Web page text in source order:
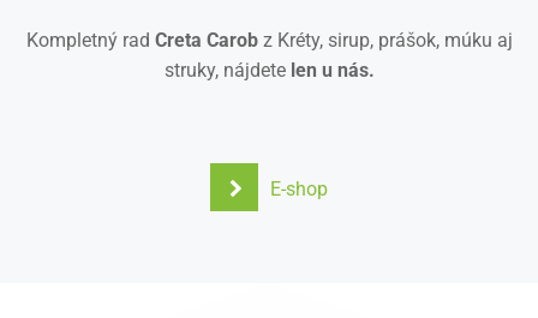
Kompletný rad Creta Carobz Kréty, sirup, prášok, múku aj
struky, nájdete len u nás.
E-shop